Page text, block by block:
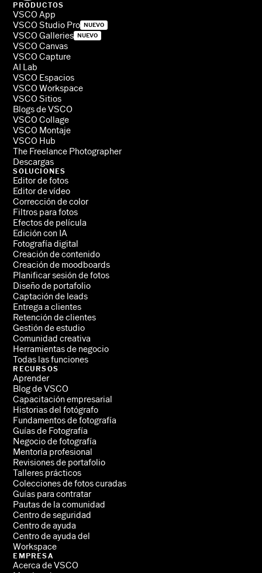
PRODUCTOS
VSCO App
VSCO Studio Pro NUEVO
VSCO Galleries NUEVO
VSCO Canvas
VSCO Capture
AI Lab
VSCO Espacios
VSCO Workspace
VSCO Sitios
Blogs de VSCO
VSCO Collage
VSCO Montaje
VSCO Hub
The Freelance Photographer
Descargas
SOLUCIONES
Editor de fotos
Editor de vídeo
Corrección de color
Filtros para fotos
Efectos de película
Edición con IA
Fotografía digital
Creación de contenido
Creación de moodboards
Planificar sesión de fotos
Diseño de portafolio
Captación de leads
Entrega a clientes
Retención de clientes
Gestión de estudio
Comunidad creativa
Herramientas de negocio
Todas las funciones
RECURSOS
Aprender
Blog de VSCO
Capacitación empresarial
Historias del fotógrafo
Fundamentos de fotografía
Guías de Fotografía
Negocio de fotografía
Mentoría profesional
Revisiones de portafolio
Talleres prácticos
Colecciones de fotos curadas
Guías para contratar
Pautas de la comunidad
Centro de seguridad
Centro de ayuda
Centro de ayuda del
Workspace
EMPRESA
Acerca de VSCO